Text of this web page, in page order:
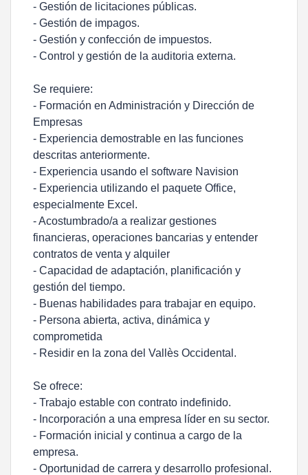
- Gestión de licitaciones públicas.
- Gestión de impagos.
- Gestión y confección de impuestos.
- Control y gestión de la auditoria externa.
Se requiere:
- Formación en Administración y Dirección de
Empresas
- Experiencia demostrable en las funciones
descritas anteriormente.
- Experiencia usando el software Navision
- Experiencia utilizando el paquete Office,
especialmente Excel.
- Acostumbrado/a a realizar gestiones
financieras, operaciones bancarias y entender
contratos de venta y alquiler
- Capacidad de adaptación, planificación y
gestión del tiempo.
- Buenas habilidades para trabajar en equipo.
- Persona abierta, activa, dinámica y
comprometida
- Residir en la zona del Vallès Occidental.
Se ofrece:
- Trabajo estable con contrato indefinido.
- Incorporación a una empresa líder en su sector.
- Formación inicial y continua a cargo de la
empresa.
- Oportunidad de carrera y desarrollo profesional.